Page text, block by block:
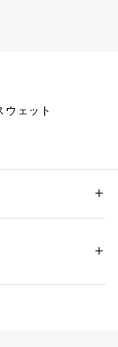
ウェット
のお着替えもスト
ビロテ間違いなし
95% ポリウレタン